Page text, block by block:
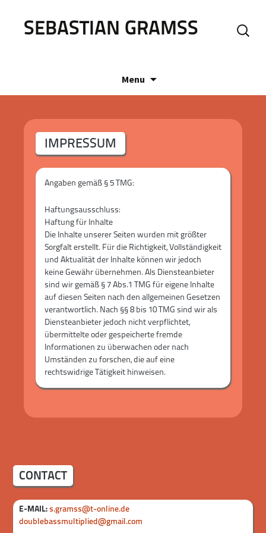
SEBASTIAN GRAMSS
Search
for:
Menu
content
IMPRESSUM
Angaben gemäß § 5 TMG:
Haftungsausschluss:
Haftung für Inhalte
Die Inhalte unserer Seiten wurden mit größter
Sorgfalt erstellt. Für die Richtigkeit, Vollständigkeit
und Aktualität der Inhalte können wir jedoch
keine Gewähr übernehmen. Als Diensteanbieter
sind wir gemäß § 7 Abs.1 TMG für eigene Inhalte
auf diesen Seiten nach den allgemeinen Gesetzen
verantwortlich. Nach §§ 8 bis 10 TMG sind wir als
Diensteanbieter jedoch nicht verpflichtet,
übermittelte oder gespeicherte fremde
Informationen zu überwachen oder nach
Umständen zu forschen, die auf eine
rechtswidrige Tätigkeit hinweisen.
wir diese Inhalte umgehend entfernen.
Haftung für Links
Unser Angebot enthält Links zu externen
Webseiten Dritter, auf deren Inhalte wir keinen
CONTACT
E-MAIL:s.gramss@t-online.de
doublebassmultiplied@gmail.com